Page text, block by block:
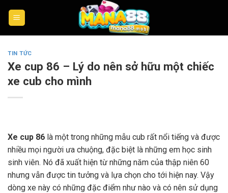
TIN TỨC
Xe cup 86 – Lý do nên sở hữu một chiếc
xe cub cho mình
Xe cup 86 là một trong những mẫu cub rất nổi tiếng và được
nhiều mọi người ưa chuộng, đặc biệt là những em học sinh
sinh viên. Nó đã xuất hiện từ những năm của thập niên 60
nhưng vẫn được tin tưởng và lựa chọn cho tới hiện nay. Vậy
dòng xe này có những đặc điểm như nào và có nên sử dụng